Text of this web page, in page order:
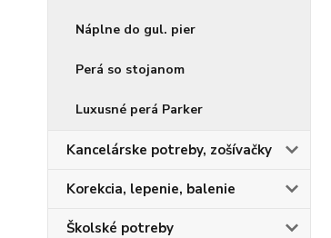
Náplne do gul. pier
Perá so stojanom
Luxusné perá Parker
Kancelárske potreby, zošívačky
Korekcia, lepenie, balenie
Školské potreby